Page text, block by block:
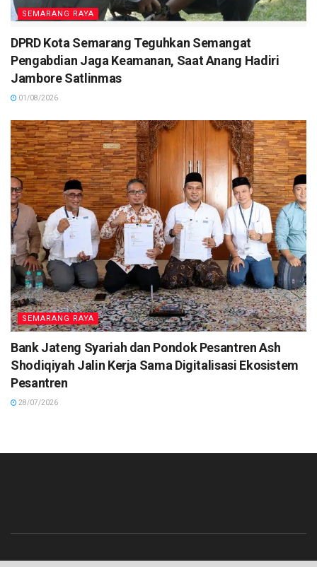
SEMARANG RAYA
DPRD Kota Semarang Teguhkan Semangat
Pengabdian Jaga Keamanan, Saat Anang Hadiri
Jambore Satlinmas
01/08/2026
SEMARANG RAYA
Bank Jateng Syariah dan Pondok Pesantren Ash
Shodiqiyah Jalin Kerja Sama Digitalisasi Ekosistem
Pesantren
28/07/2026